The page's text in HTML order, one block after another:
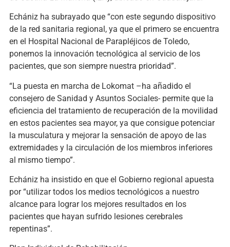
Echániz ha subrayado que “con este segundo dispositivo
de la red sanitaria regional, ya que el primero se encuentra
en el Hospital Nacional de Parapléjicos de Toledo,
ponemos la innovación tecnológica al servicio de los
pacientes, que son siempre nuestra prioridad”.
“La puesta en marcha de Lokomat –ha añadido el
consejero de Sanidad y Asuntos Sociales- permite que la
eficiencia del tratamiento de recuperación de la movilidad
en estos pacientes sea mayor, ya que consigue potenciar
la musculatura y mejorar la sensación de apoyo de las
extremidades y la circulación de los miembros inferiores
al mismo tiempo”.
Echániz ha insistido en que el Gobierno regional apuesta
por “utilizar todos los medios tecnológicos a nuestro
alcance para lograr los mejores resultados en los
pacientes que hayan sufrido lesiones cerebrales
repentinas”.